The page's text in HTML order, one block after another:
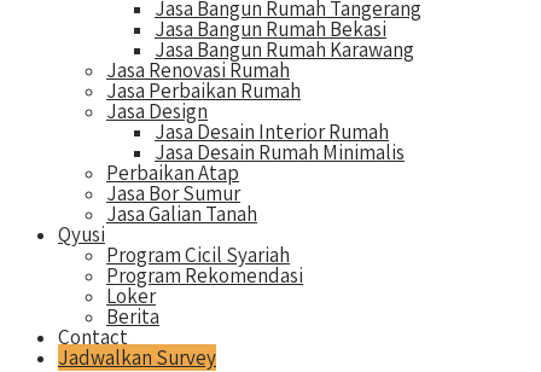
Jasa Bangun Rumah Tangerang
Jasa Bangun Rumah Bekasi
Jasa Bangun Rumah Karawang
Jasa Renovasi Rumah
Jasa Perbaikan Rumah
Jasa Design
Jasa Desain Interior Rumah
Jasa Desain Rumah Minimalis
Perbaikan Atap
Jasa Bor Sumur
Jasa Galian Tanah
Qyusi
Program Cicil Syariah
Program Rekomendasi
Loker
Berita
Contact
Jadwalkan Survey